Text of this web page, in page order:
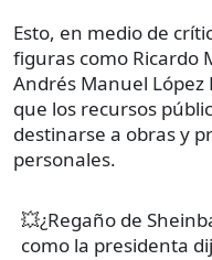
Esto, en medio de
figuras como Ricardo
Andrés Manuel
que los recursos
destinarse a obras y
personales.
💥¿Regaño de
como la presidenta